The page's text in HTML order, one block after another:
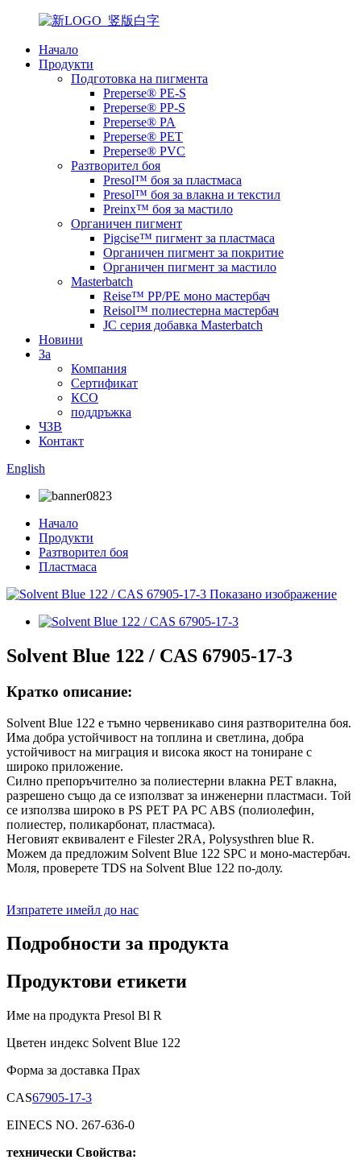
Начало
Продукти
Подготовка на пигмента
Preperse® PE-S
Preperse® PP-S
Preperse® PA
Preperse® PET
Preperse® PVC
Разтворител боя
Presol™ боя за пластмаса
Presol™ боя за влакна и текстил
Preinx™ боя за мастило
Органичен пигмент
Pigcise™ пигмент за пластмаса
Органичен пигмент за покритие
Органичен пигмент за мастило
Masterbatch
Reise™ PP/PE моно мастербач
Reisol™ полиестерна мастербач
JC серия добавка Masterbatch
Новини
За
Компания
Сертификат
КСО
поддръжка
ЧЗВ
Контакт
English
Начало
Продукти
Разтворител боя
Пластмаса
Solvent Blue 122 / CAS 67905-17-3
Кратко описание:
Solvent Blue 122 е тъмно червеникаво синя разтворителна боя.
Има добра устойчивост на топлина и светлина, добра
устойчивост на миграция и висока якост на тониране с
широко приложение.
Силно препоръчително за полиестерни влакна PET влакна,
разрешено също да се използват за инженерни пластмаси. Той
се използва широко в PS PET PA PC ABS (полиолефин,
полиестер, поликарбонат, пластмаса).
Неговият еквивалент е Filester 2RA, Polysysthren blue R.
Можем да предложим Solvent Blue 122 SPC и моно-мастербач.
Моля, проверете TDS на Solvent Blue 122 по-долу.
Изпратете имейл до нас
Подробности за продукта
Продуктови етикети
Име на продукта Presol Bl R
Цветен индекс Solvent Blue 122
Форма за доставка Прах
CAS67905-17-3
EINECS NO. 267-636-0
технически Свойства: